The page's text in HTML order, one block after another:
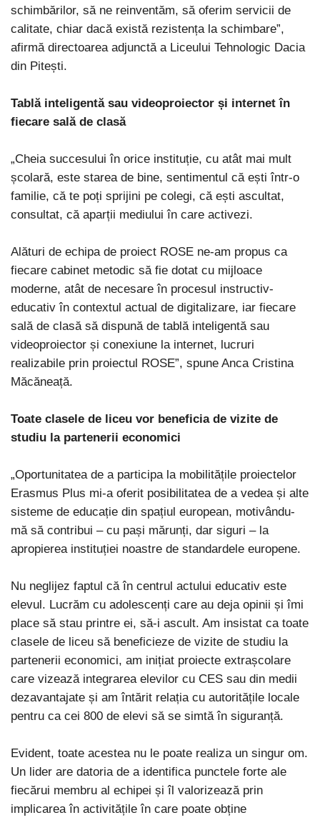
schimbărilor, să ne reinventăm, să oferim servicii de
calitate, chiar dacă există rezistența la schimbare”,
afirmă directoarea adjunctă a Liceului Tehnologic Dacia
din Pitești.
Tablă inteligentă sau videoproiector și internet în
fiecare sală de clasă
„Cheia succesului în orice instituție, cu atât mai mult
școlară, este starea de bine, sentimentul că ești într-o
familie, că te poți sprijini pe colegi, că ești ascultat,
consultat, că aparții mediului în care activezi.
Alături de echipa de proiect ROSE ne-am propus ca
fiecare cabinet metodic să fie dotat cu mijloace
moderne, atât de necesare în procesul instructiv-
educativ în contextul actual de digitalizare, iar fiecare
sală de clasă să dispună de tablă inteligentă sau
videoproiector și conexiune la internet, lucruri
realizabile prin proiectul ROSE”, spune Anca Cristina
Măcăneață.
Toate clasele de liceu vor beneficia de vizite de
studiu la partenerii economici
„Oportunitatea de a participa la mobilitățile proiectelor
Erasmus Plus mi-a oferit posibilitatea de a vedea și alte
sisteme de educație din spațiul european, motivându-
mă să contribui – cu pași mărunți, dar siguri – la
apropierea instituției noastre de standardele europene.
Nu neglijez faptul că în centrul actului educativ este
elevul. Lucrăm cu adolescenți care au deja opinii și îmi
place să stau printre ei, să-i ascult. Am insistat ca toate
clasele de liceu să beneficieze de vizite de studiu la
partenerii economici, am inițiat proiecte extrașcolare
care vizează integrarea elevilor cu CES sau din medii
dezavantajate și am întărit relația cu autoritățile locale
pentru ca cei 800 de elevi să se simtă în siguranță.
Evident, toate acestea nu le poate realiza un singur om.
Un lider are datoria de a identifica punctele forte ale
fiecărui membru al echipei și îl valorizează prin
implicarea în activitățile în care poate obține